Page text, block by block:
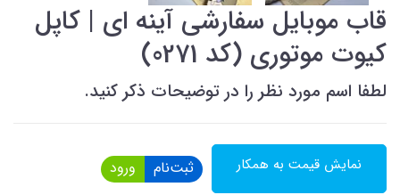
قاب موبایل سفارشی آینه ای | کاپل
کیوت موتوری (کد 0271)
لطفا اسم مورد نظر را در توضیحات ذکر کنید.
نمایش قیمت به همکار ثبت‌نام ورود